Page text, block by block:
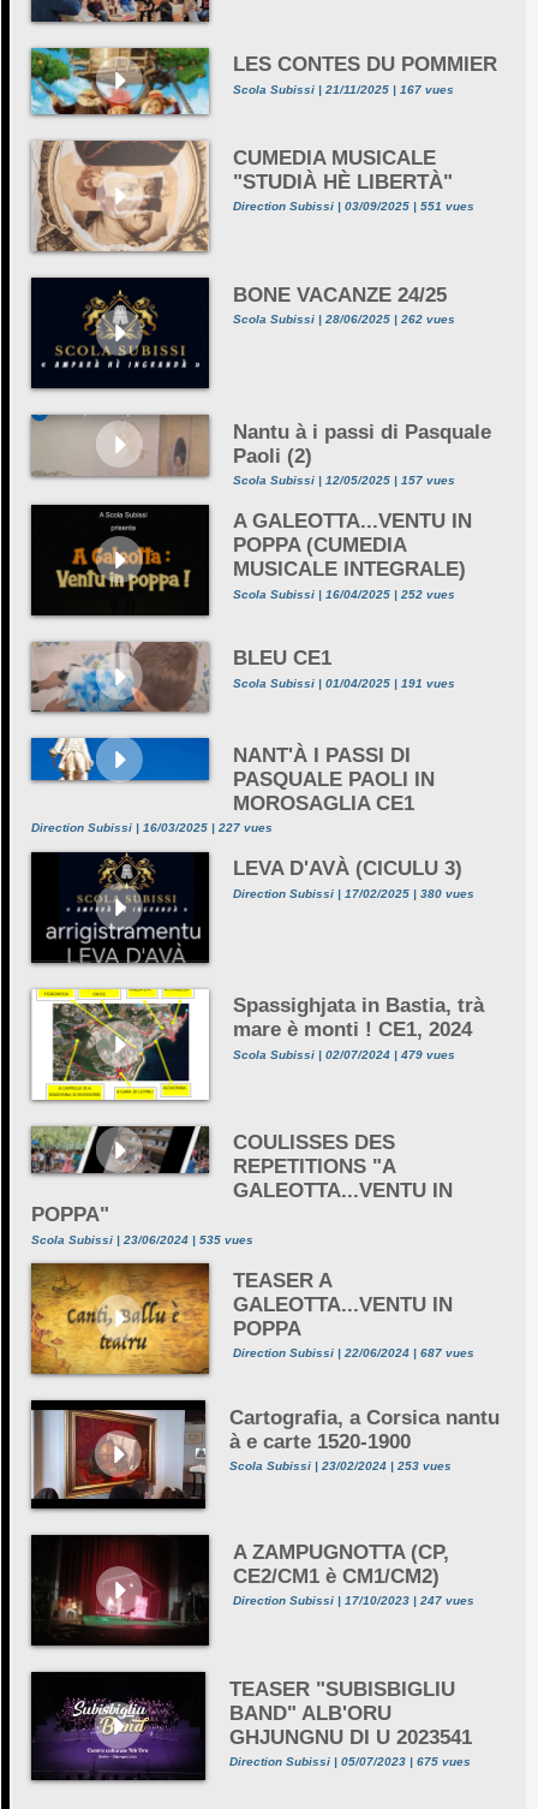
LES CONTES DU POMMIER
Scola Subissi | 21/11/2025 | 167 vues
CUMEDIA MUSICALE
"STUDIÀ HÈ LIBERTÀ"
Direction Subissi | 03/09/2025 | 551 vues
BONE VACANZE 24/25
Scola Subissi | 28/06/2025 | 262 vues
Nantu à i passi di Pasquale
Paoli (2)
Scola Subissi | 12/05/2025 | 157 vues
A GALEOTTA...VENTU IN
POPPA (CUMEDIA
MUSICALE INTEGRALE)
Scola Subissi | 16/04/2025 | 252 vues
BLEU CE1
Scola Subissi | 01/04/2025 | 191 vues
NANT'À I PASSI DI
PASQUALE PAOLI IN
MOROSAGLIA CE1
Direction Subissi | 16/03/2025 | 227 vues
LEVA D'AVÀ (CICULU 3)
Direction Subissi | 17/02/2025 | 380 vues
Spassighjata in Bastia, trà
mare è monti ! CE1, 2024
Scola Subissi | 02/07/2024 | 479 vues
COULISSES DES
REPETITIONS "A
GALEOTTA...VENTU IN
POPPA"
Scola Subissi | 23/06/2024 | 535 vues
TEASER A
GALEOTTA...VENTU IN
POPPA
Direction Subissi | 22/06/2024 | 687 vues
Cartografia, a Corsica nantu
à e carte 1520-1900
Scola Subissi | 23/02/2024 | 253 vues
A ZAMPUGNOTTA (CP,
CE2/CM1 è CM1/CM2)
Direction Subissi | 17/10/2023 | 247 vues
TEASER "SUBISBIGLIU
BAND" ALB'ORU
GHJUNGNU DI U 2023541
Direction Subissi | 05/07/2023 | 675 vues